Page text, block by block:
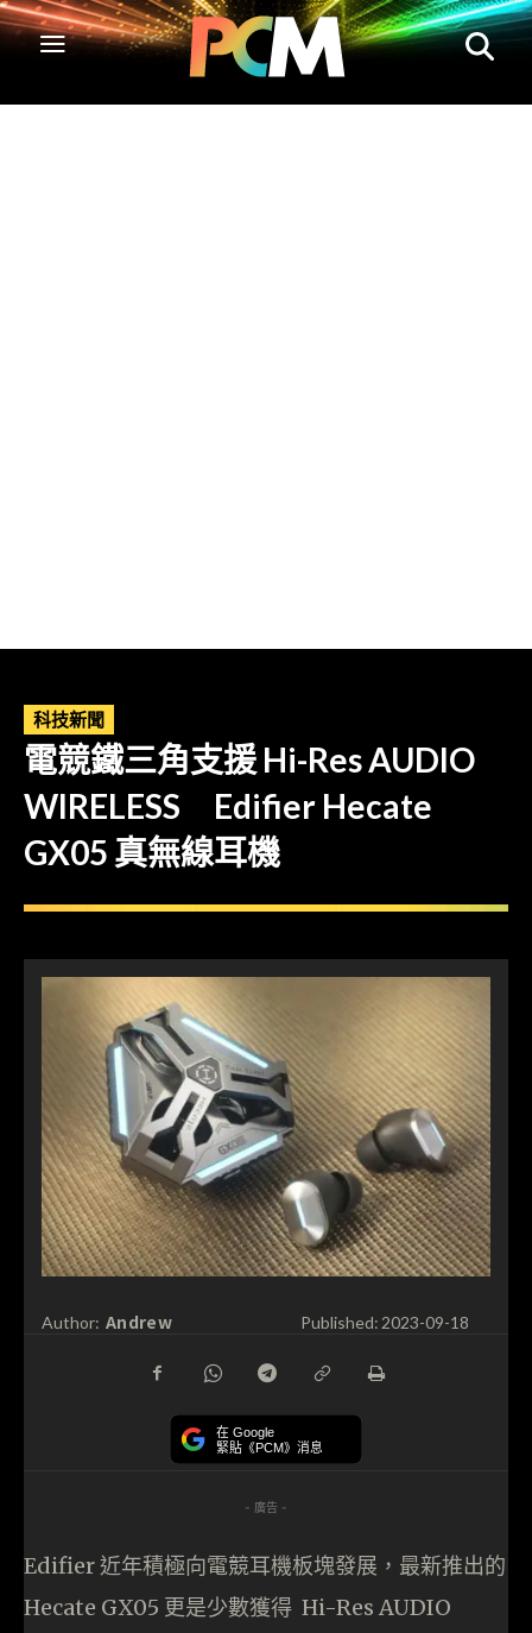
科技新聞
電競鐵三角支援 Hi-Res AUDIO
WIRELESS Edifier Hecate
GX05 真無線耳機
Author: Andrew Published:2023-09-18
在 Google
緊貼《PCM》消息
- 廣告 -
Edifier 近年積極向電競耳機板塊發展，最新推出的
Hecate GX05 更是少數獲得 Hi-Res AUDIO